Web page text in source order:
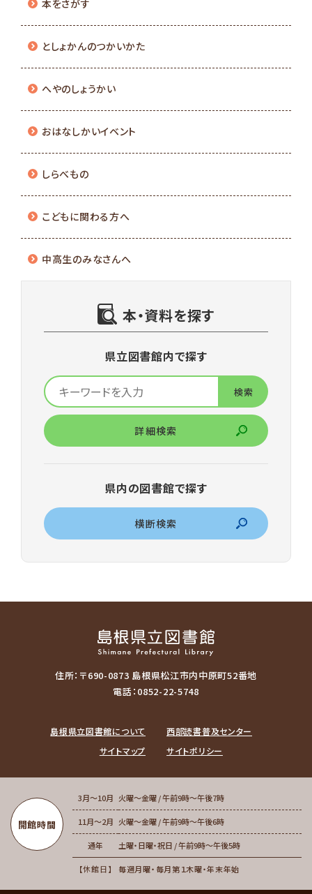
本をさがす
としょかんのつかいかた
へやのしょうかい
おはなしかいイベント
しらべもの
こどもに関わる方へ
中高生のみなさんへ
本・資料を探す
県立図書館内で探す
詳細検索
県内の図書館で探す
横断検索
住所：〒690-0873 島根県松江市内中原町52番地
電話：0852-22-5748
島根県立図書館について
西部読書普及センター
サイトマップ
サイトポリシー
開館時間
3月～10月 火曜～金曜 / 午前9時～午後7時
11月～2月 火曜～金曜 / 午前9時～午後6時
通年 土曜・日曜・祝日 / 午前9時～午後5時
休館日 毎週月曜・毎月第１木曜・年末年始